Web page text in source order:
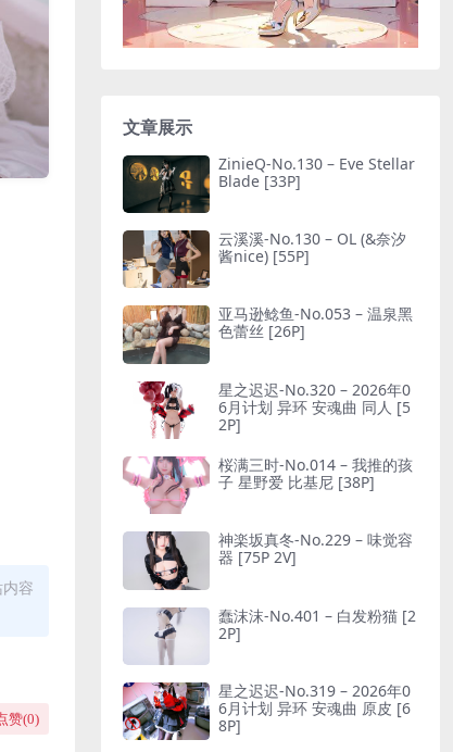
容
赞(0)
文章展示
ZinieQ-No.130 – Eve Stellar
Blade [33P]
云溪溪-No.130 – OL (&奈汐
酱nice) [55P]
亚马逊鲶鱼-No.053 – 温泉黑
色蕾丝 [26P]
星之迟迟-No.320 – 2026年0
6月计划 异环 安魂曲 同人 [5
2P]
桜满三时-No.014 – 我推的孩
子 星野爱 比基尼 [38P]
神楽坂真冬-No.229 – 味觉容
器 [75P 2V]
蠢沫沫-No.401 – 白发粉猫 [2
2P]
星之迟迟-No.319 – 2026年0
6月计划 异环 安魂曲 原皮 [6
8P]